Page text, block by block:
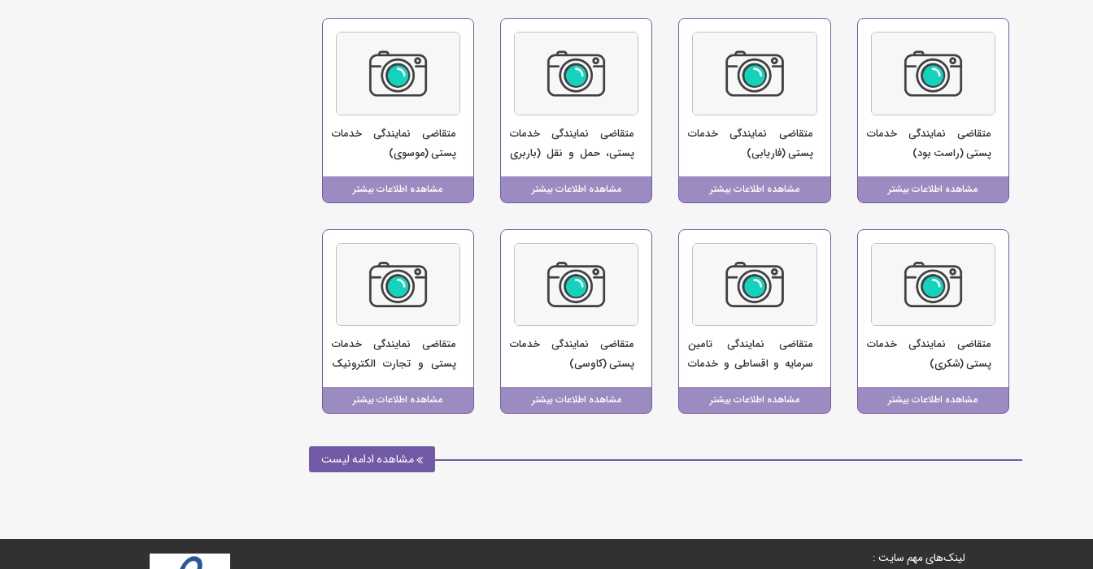
مشاهده اطلاعات بیشتر
متقاضی نمایندگی خدمات
پستی (راست بود)
مشاهده اطلاعات بیشتر
متقاضی نمایندگی خدمات
پستی (فاریابی)
مشاهده اطلاعات بیشتر
متقاضی نمایندگی خدمات
پستی، حمل و نقل (باربری
امین ترابری)
مشاهده اطلاعات بیشتر
متقاضی نمایندگی خدمات
پستی (موسوی)
مشاهده اطلاعات بیشتر
متقاضی نمایندگی خدمات
پستی (شکری)
مشاهده اطلاعات بیشتر
متقاضی نمایندگی تامین
سرمایه و اقساطی و خدمات
پستی (فرهودی)
مشاهده اطلاعات بیشتر
متقاضی نمایندگی خدمات
پستی (کاوسی)
مشاهده اطلاعات بیشتر
متقاضی نمایندگی خدمات
پستی و تجارت الکترونیک
(دفتر پیشخوان 1066)
مشاهده ادامه لیست
لینک‌های مهم سایت :